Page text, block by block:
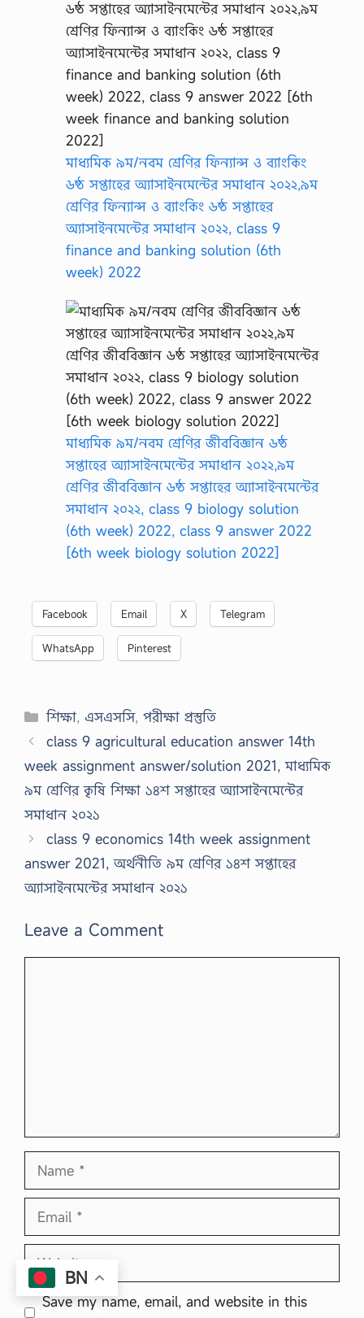
মাধ্যমিক ৯ম/নবম শ্রেণির ফিন্যান্স ও ব্যাংকিং
৬ষ্ঠ সপ্তাহের অ্যাসাইনমেন্টের সমাধান ২০২২,৯ম
শ্রেণির ফিন্যান্স ও ব্যাংকিং ৬ষ্ঠ সপ্তাহের
অ্যাসাইনমেন্টের সমাধান ২০২২, class 9
finance and banking solution (6th
week) 2022
মাধ্যমিক ৯ম/নবম শ্রেণির জীববিজ্ঞান ৬ষ্ঠ
সপ্তাহের অ্যাসাইনমেন্টের সমাধান ২০২২,৯ম
শ্রেণির জীববিজ্ঞান ৬ষ্ঠ সপ্তাহের অ্যাসাইনমেন্টের
সমাধান ২০২২, class 9 biology solution
(6th week) 2022, class 9 answer 2022
[6th week biology solution 2022]
Facebook Email X Telegram
WhatsApp Pinterest
Categories
শিক্ষা, এসএসসি,পরীক্ষা প্রস্তুতি
class 9 agricultural education answer 14th
week assignment answer/solution 2021, মাধ্যমিক
৯ম শ্রেণির কৃষি শিক্ষা ১৪শ সপ্তাহের অ্যাসাইনমেন্টের
সমাধান ২০২১
class 9 economics 14th week assignment
answer 2021, অর্থনীতি ৯ম শ্রেণির ১৪শ সপ্তাহের
অ্যাসাইনমেন্টের সমাধান ২০২১
Leave a Comment
Name
Email
Website
Save my name, email, and website in this
BN